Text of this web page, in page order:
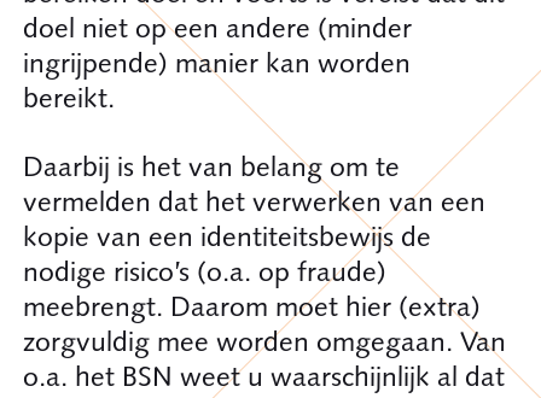
doel niet op een andere (minder
ingrijpende) manier kan worden
bereikt.
Daarbij is het van belang om te
vermelden dat het verwerken van een
kopie van een identiteitsbewijs de
nodige risico’s (o.a. op fraude)
meebrengt. Daarom moet hier (extra)
zorgvuldig mee worden omgegaan. Van
o.a. het BSN weet u waarschijnlijk al dat